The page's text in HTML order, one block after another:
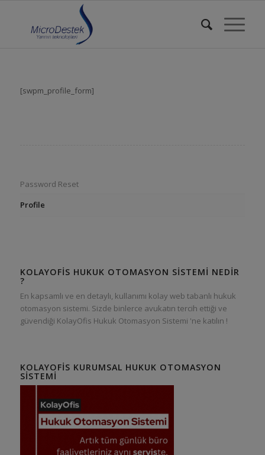
[swpm_profile_form]
Password Reset
Profile
KOLAYOFIS HUKUK OTOMASYON SISTEMI NEDIR
?
En kapsamlı ve en detaylı, kullanımı kolay web tabanlı hukuk
otomasyon sistemi. Sizde binlerce avukatın tercih ettiği ve
güvendiği KolayOfis Hukuk Otomasyon Sistemi 'ne katılın !
KOLAYOFIS KURUMSAL HUKUK OTOMASYON
SISTEMI